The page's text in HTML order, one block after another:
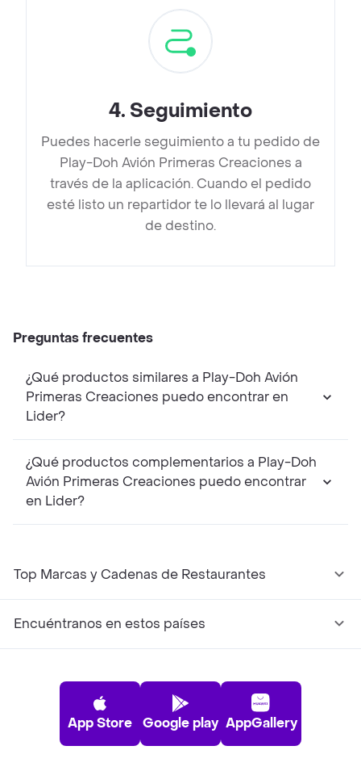
4. Seguimiento
Puedes hacerle seguimiento a tu pedido de
Play-Doh Avión Primeras Creaciones a
través de la aplicación. Cuando el pedido
esté listo un repartidor te lo llevará al lugar
de destino.
Preguntas frecuentes
¿Qué productos similares a Play-Doh Avión
Primeras Creaciones puedo encontrar en
Lider?
¿Qué productos complementarios a Play-Doh
Avión Primeras Creaciones puedo encontrar
en Lider?
Top Marcas y Cadenas de Restaurantes
Encuéntranos en estos países
App Store Google play AppGallery